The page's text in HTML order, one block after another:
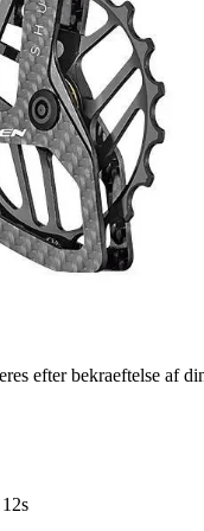
efter bekraeftelse af